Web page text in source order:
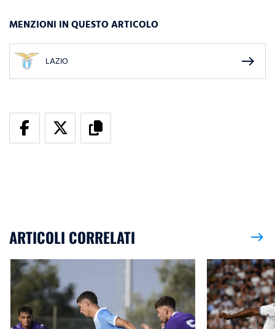
MENZIONI IN QUESTO ARTICOLO
LAZIO east
ARTICOLI CORRELATI east